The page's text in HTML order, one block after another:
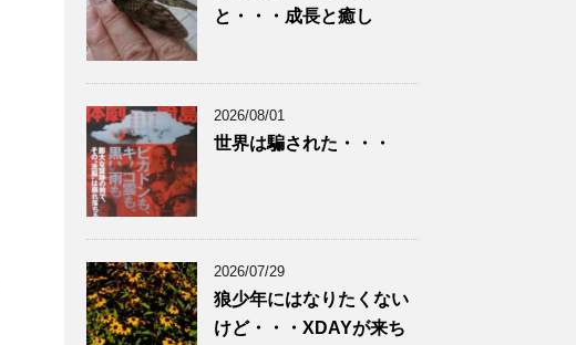
と・・・成長と癒し
2026/08/01
世界は騙された・・・
2026/07/29
狼少年にはなりたくない
けど・・・XDAYが来ち